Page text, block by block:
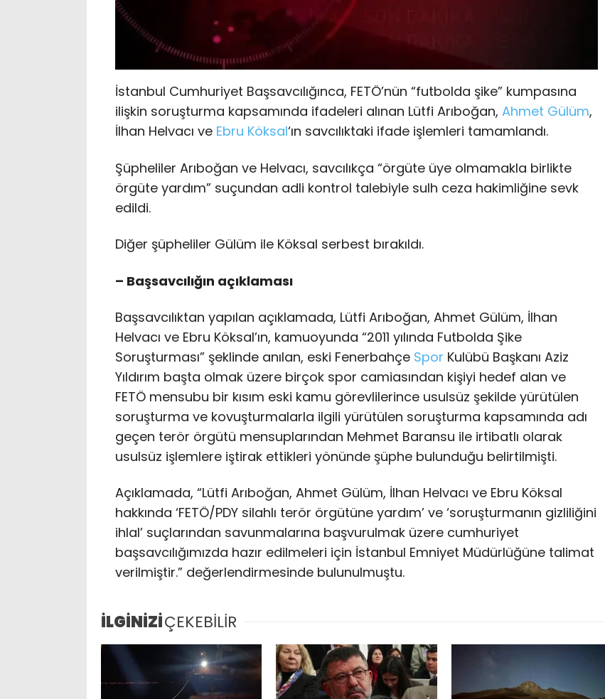
İstanbul Cumhuriyet Başsavcılığınca, FETÖ’nün “futbolda şike” kumpasına
ilişkin soruşturma kapsamında ifadeleri alınan Lütfi Arıboğan, Ahmet Gülüm,
İlhan Helvacı ve Ebru Köksal‘ın savcılıktaki ifade işlemleri tamamlandı.
Şüpheliler Arıboğan ve Helvacı, savcılıkça “örgüte üye olmamakla birlikte
örgüte yardım” suçundan adli kontrol talebiyle sulh ceza hakimliğine sevk
edildi.
Diğer şüpheliler Gülüm ile Köksal serbest bırakıldı.
– Başsavcılığın açıklaması
Başsavcılıktan yapılan açıklamada, Lütfi Arıboğan, Ahmet Gülüm, İlhan
Helvacı ve Ebru Köksal’ın, kamuoyunda “2011 yılında Futbolda Şike
Soruşturması” şeklinde anılan, eski Fenerbahçe Spor Kulübü Başkanı Aziz
Yıldırım başta olmak üzere birçok spor camiasından kişiyi hedef alan ve
FETÖ mensubu bir kısım eski kamu görevlilerince usulsüz şekilde yürütülen
soruşturma ve kovuşturmalarla ilgili yürütülen soruşturma kapsamında adı
geçen terör örgütü mensuplarından Mehmet Baransu ile irtibatlı olarak
usulsüz işlemlere iştirak ettikleri yönünde şüphe bulunduğu belirtilmişti.
Açıklamada, “Lütfi Arıboğan, Ahmet Gülüm, İlhan Helvacı ve Ebru Köksal
hakkında ‘FETÖ/PDY silahlı terör örgütüne yardım’ ve ‘soruşturmanın gizliliğini
ihlal’ suçlarından savunmalarına başvurulmak üzere cumhuriyet
başsavcılığımızda hazır edilmeleri için İstanbul Emniyet Müdürlüğüne talimat
verilmiştir.” değerlendirmesinde bulunulmuştu.
İLGİNİZİÇEKEBİLİR